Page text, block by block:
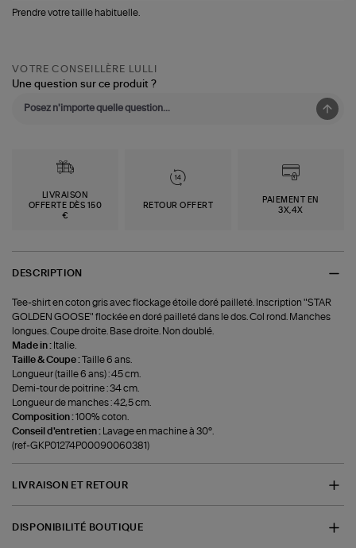
Prendre votre taille habituelle.
VOTRE CONSEILLÈRE LULLI
Une question sur ce produit ?
LIVRAISON
OFFERTE DÈS 150
€
RETOUR OFFERT
PAIEMENT EN
3X,4X
DESCRIPTION
Tee-shirt en coton gris avec flockage étoile doré pailleté. Inscription "STAR
GOLDEN GOOSE" flockée en doré pailleté dans le dos. Col rond. Manches
longues. Coupe droite. Base droite. Non doublé.
Made in : Italie.
Taille & Coupe :Taille 6 ans.
Longueur (taille 6 ans) : 45 cm.
Demi-tour de poitrine : 34 cm.
Longueur de manches : 42,5 cm.
Composition :100% coton.
Conseil d'entretien :
Lavage en machine à 30°.
(ref-GKP01274P00090060381)
LIVRAISON ET RETOUR
DISPONIBILITÉ BOUTIQUE